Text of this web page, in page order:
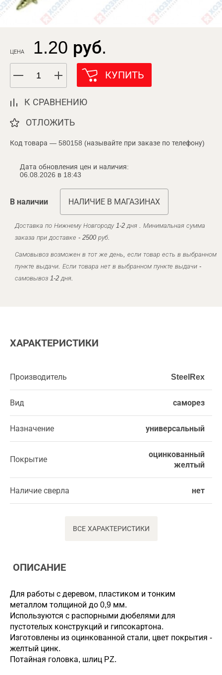
ЦЕНА 1.20 руб.
КУПИТЬ
К СРАВНЕНИЮ
ОТЛОЖИТЬ
Код товара — 580158 (называйте при заказе по телефону)
Дата обновления цен и наличия:
06.08.2026 в 18:43
В наличии НАЛИЧИЕ В МАГАЗИНАХ
Доставка по Нижнему Новгороду 1-2 дня . Минимальная сумма
заказа при доставке - 2500 руб.
Самовывоз возможен в тот же день, если товар есть в выбранном
пункте выдачи. Если товара нет в выбранном пункте выдачи -
самовывоз 1-2 дня.
ХАРАКТЕРИСТИКИ
Производитель SteelRex
Вид саморез
Назначение универсальный
Покрытие
оцинкованный
желтый
Наличие сверла нет
ВСЕ ХАРАКТЕРИСТИКИ
ОПИСАНИЕ
Для работы с деревом, пластиком и тонким
металлом толщиной до 0,9 мм.
Используются с распорными дюбелями для
пустотелых конструкций и гипсокартона.
Изготовлены из оцинкованной стали, цвет покрытия -
желтый цинк.
Потайная головка, шлиц PZ.